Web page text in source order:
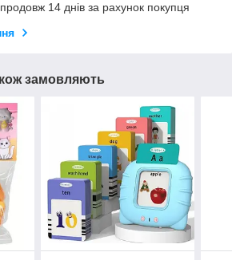
14 днів за рахунок покупця
замовляють